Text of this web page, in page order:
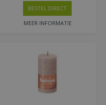
MEER INFORMATIE
BESTEL DIRECT